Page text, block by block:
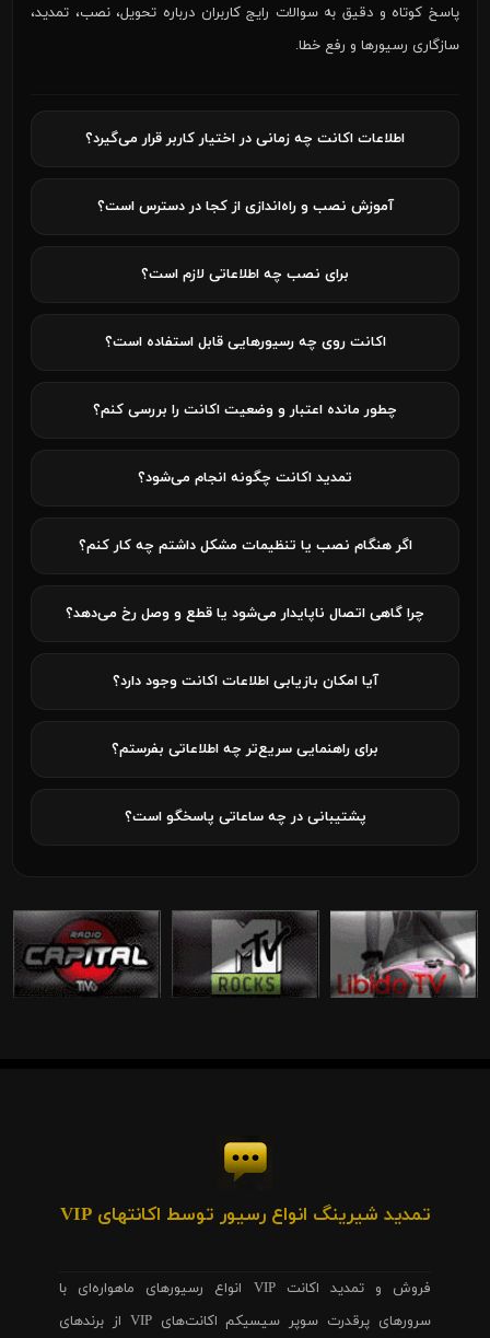
پاسخ کوتاه و دقیق به سوالات رایج کاربران درباره تحویل، نصب، تمدید،
سازگاری رسیورها و رفع خطا.
اطلاعات اکانت چه زمانی در اختیار کاربر قرار می‌گیرد؟
آموزش نصب و راه‌اندازی از کجا در دسترس است؟
برای نصب چه اطلاعاتی لازم است؟
اکانت روی چه رسیورهایی قابل استفاده است؟
چطور مانده اعتبار و وضعیت اکانت را بررسی کنم؟
تمدید اکانت چگونه انجام می‌شود؟
اگر هنگام نصب یا تنظیمات مشکل داشتم چه کار کنم؟
چرا گاهی اتصال ناپایدار می‌شود یا قطع و وصل رخ می‌دهد؟
آیا امکان بازیابی اطلاعات اکانت وجود دارد؟
برای راهنمایی سریع‌تر چه اطلاعاتی بفرستم؟
پشتیبانی در چه ساعاتی پاسخگو است؟
تمدید شیرینگ انواع رسیور توسط اکانتهای VIP
فروش و تمدید اکانت VIP انواع رسیورهای ماهواره‌ای با
سرورهای پرقدرت سوپر سیسیکم اکانت‌های VIP از برندهای